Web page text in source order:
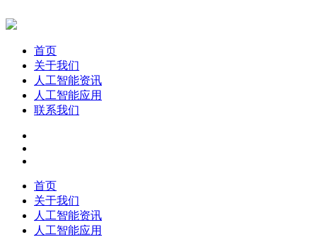
首页
关于我们
人工智能资讯
人工智能应用
联系我们
首页
关于我们
人工智能资讯
人工智能应用